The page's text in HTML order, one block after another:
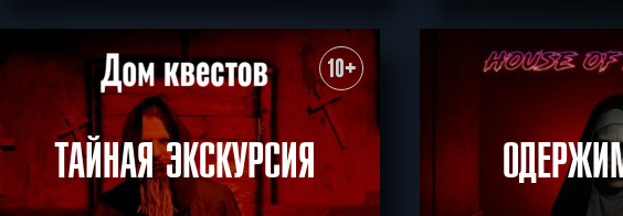
ХОЧУ ПРОЙТИ | КВЕСТ ПРОЙДЕН ХОЧУ ПРОЙТИ |
10+
ТАЙНАЯ ЭКСКУРСИЯ